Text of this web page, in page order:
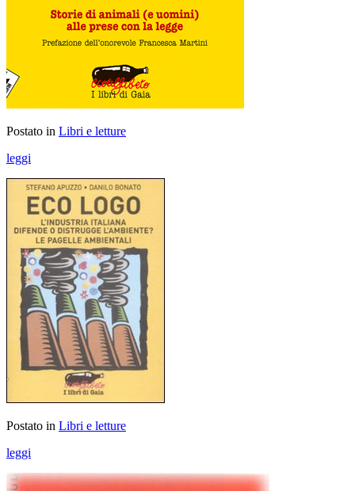
Postato in Libri e letture
leggi
Postato in Libri e letture
leggi